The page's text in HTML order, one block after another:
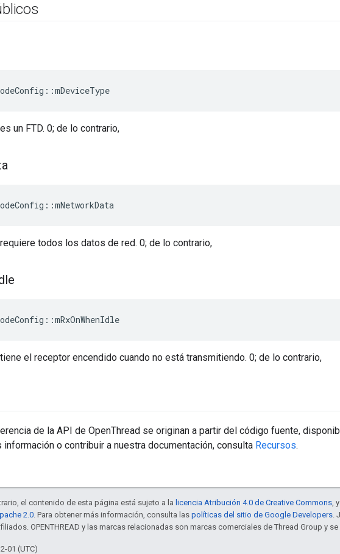
::mDeviceType
un FTD. 0; de lo contrario,
::mNetworkData
todos los datos de red. 0; de lo contrario,
::mRxOnWhenIdle
el receptor encendido cuando no está transmitiendo. 0; de lo contrario,
de la API de OpenThread se originan a partir del código fuente,
información o contribuir a nuestra documentación, consulta Recursos.
el contenido de esta página está sujeto a la licencia Atribución 4.0 de Creative Commons,
2.0. Para obtener más información, consulta las políticas del sitio de Google Developers.
OPENTHREAD y las marcas relacionadas son marcas comerciales de Thread Group y
01 (UTC)